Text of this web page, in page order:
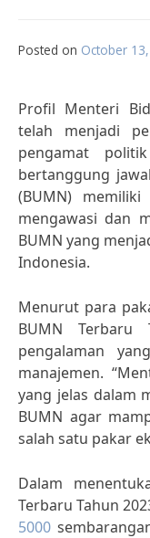
Posted on October
Profil Menteri
telah menjadi
pengamat
bertanggung
(BUMN)
mengawasi dan
BUMN yang
Indonesia.
Menurut para
BUMN Terbaru
pengalaman
manajemen.
yang jelas dalam
BUMN agar
salah satu pakar
Dalam
Terbaru Tahun
5000